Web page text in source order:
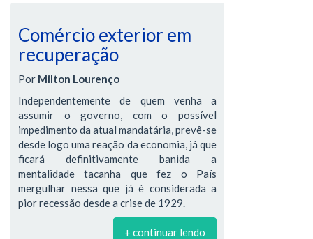
Comércio exterior em
recuperação
Por Milton Lourenço
Independentemente de quem venha a
assumir o governo, com o possível
impedimento da atual mandatária, prevê-se
desde logo uma reação da economia, já que
ficará definitivamente banida a
mentalidade tacanha que fez o País
mergulhar nessa que já é considerada a
pior recessão desde a crise de 1929.
+ continuar lendo